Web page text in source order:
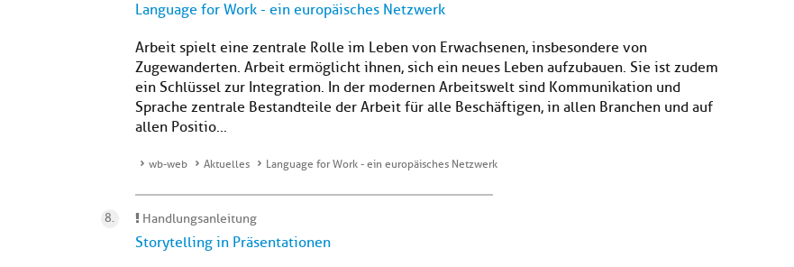
Language for Work - ein europäisches Netzwerk
Arbeit spielt eine zentrale Rolle im Leben von Erwachsenen, insbesondere von
Zugewanderten. Arbeit ermöglicht ihnen, sich ein neues Leben aufzubauen. Sie ist zudem
ein Schlüssel zur Integration. In der modernen Arbeitswelt sind Kommunikation und
Sprache zentrale Bestandteile der Arbeit für alle Beschäftigen, in allen Branchen und auf
allen Positio...
wb-web Aktuelles Language for Work - ein europäisches Netzwerk
Handlungsanleitung
Storytelling in Präsentationen